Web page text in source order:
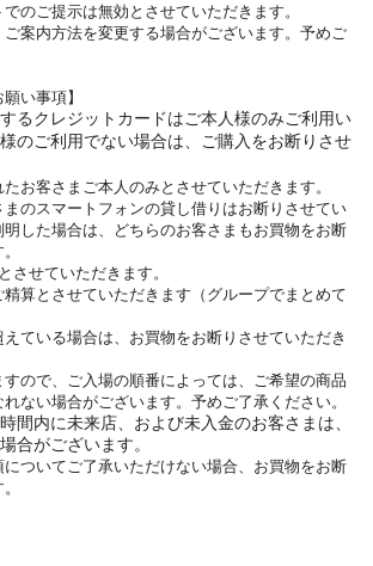
のご提示は無効とさせていただきます。
ご案内方法を変更する場合がございます。予めご
い事項】
るクレジットカードはご本人様のみご利用い
のご利用でない場合は、ご購入をお断りさせ
お客さまご本人のみとさせていただきます。
のスマートフォンの貸し借りはお断りさせてい
した場合は、どちらのお客さまもお買物をお断
させていただきます。
精算とさせていただきます（グループでまとめて
えている場合は、お買物をお断りさせていただき
すので、ご入場の順番によっては、ご希望の商品
ない場合がございます。予めご了承ください。
間内に未来店、および未入金のお客さまは、
合がございます。
についてご了承いただけない場合、お買物をお断